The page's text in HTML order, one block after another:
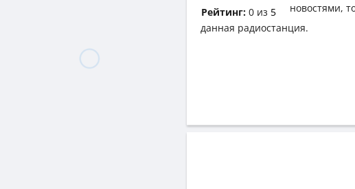
Рейтинг: 0из 5
новостями,
данная радиостанция.